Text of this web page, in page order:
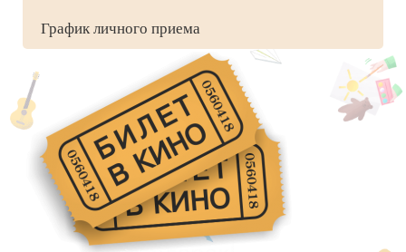
График личного приема